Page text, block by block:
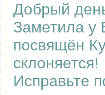
Добрый
Заметила у
посвящён
склоняется!
Исправьте